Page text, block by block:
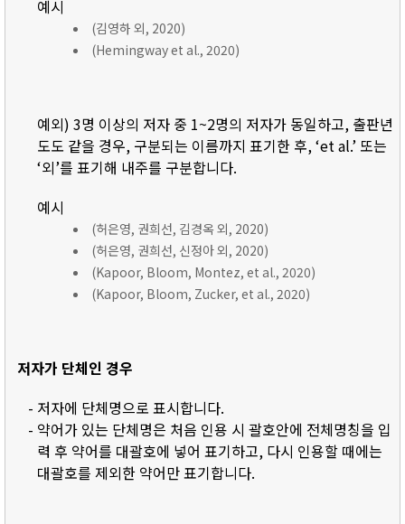
예시
(김영하 외, 2020)
(Hemingway et al., 2020)
예외) 3명 이상의 저자 중 1~2명의 저자가 동일하고, 출판년
도도 같을 경우, 구분되는 이름까지 표기한 후, ‘et al.’ 또는
‘외’를 표기해 내주를 구분합니다.
예시
(허은영, 권희선, 김경옥 외, 2020)
(허은영, 권희선, 신정아 외, 2020)
(Kapoor, Bloom, Montez, et al., 2020)
(Kapoor, Bloom, Zucker, et al., 2020)
저자가 단체인 경우
- 저자에 단체명으로 표시합니다.
- 약어가 있는 단체명은 처음 인용 시 괄호안에 전체명칭을 입
력 후 약어를 대괄호에 넣어 표기하고, 다시 인용할 때에는
대괄호를 제외한 약어만 표기합니다.